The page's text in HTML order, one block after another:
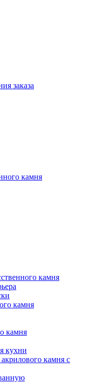
заказа
камня
камня
камня
камня
кухни
камня с